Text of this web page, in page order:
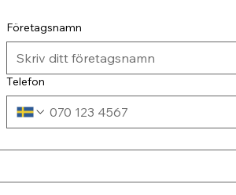
Företagsnamn
Telefon